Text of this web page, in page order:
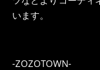
います。
-ZOZOTOWN-